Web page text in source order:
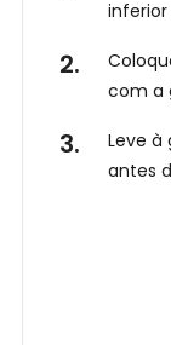
inferior
com a
Leve à
antes